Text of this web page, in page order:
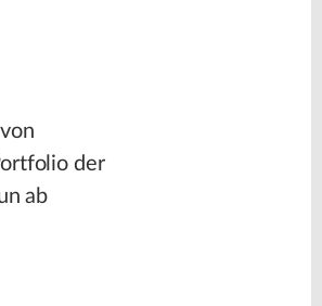
der
ab